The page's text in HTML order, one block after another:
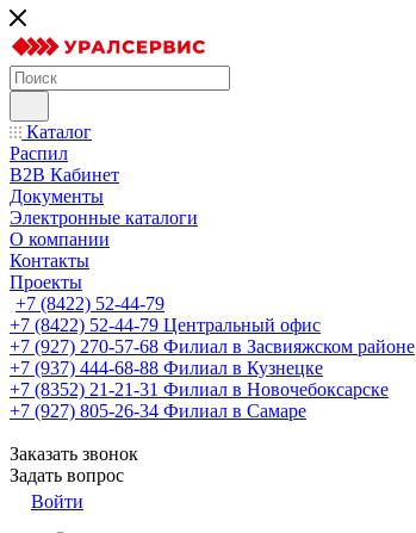
Каталог
Распил
B2B Кабинет
Документы
Электронные каталоги
О компании
Контакты
Проекты
+7 (8422) 52-44-79
+7 (8422) 52-44-79 Центральный офис
+7 (927) 270-57-68 Филиал в Засвияжском районе
+7 (937) 444-68-88 Филиал в Кузнецке
+7 (8352) 21-21-31 Филиал в Новочебоксарске
+7 (927) 805-26-34 Филиал в Самаре
Заказать звонок
Задать вопрос
Войти